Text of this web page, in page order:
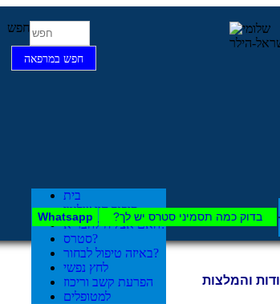
בית
סיפור חיי שלומי
האם אצליח להבריא?
סטרס?
באיזה טיפול לבחור?
לחץ נפשי
הפרעת קשב וריכוז
למטופלים
חפש
חפש במרפאה
בדוק כמה תסמיני סט​רס יש לך? Whatsapp